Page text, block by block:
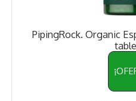
PipingRock. Organic